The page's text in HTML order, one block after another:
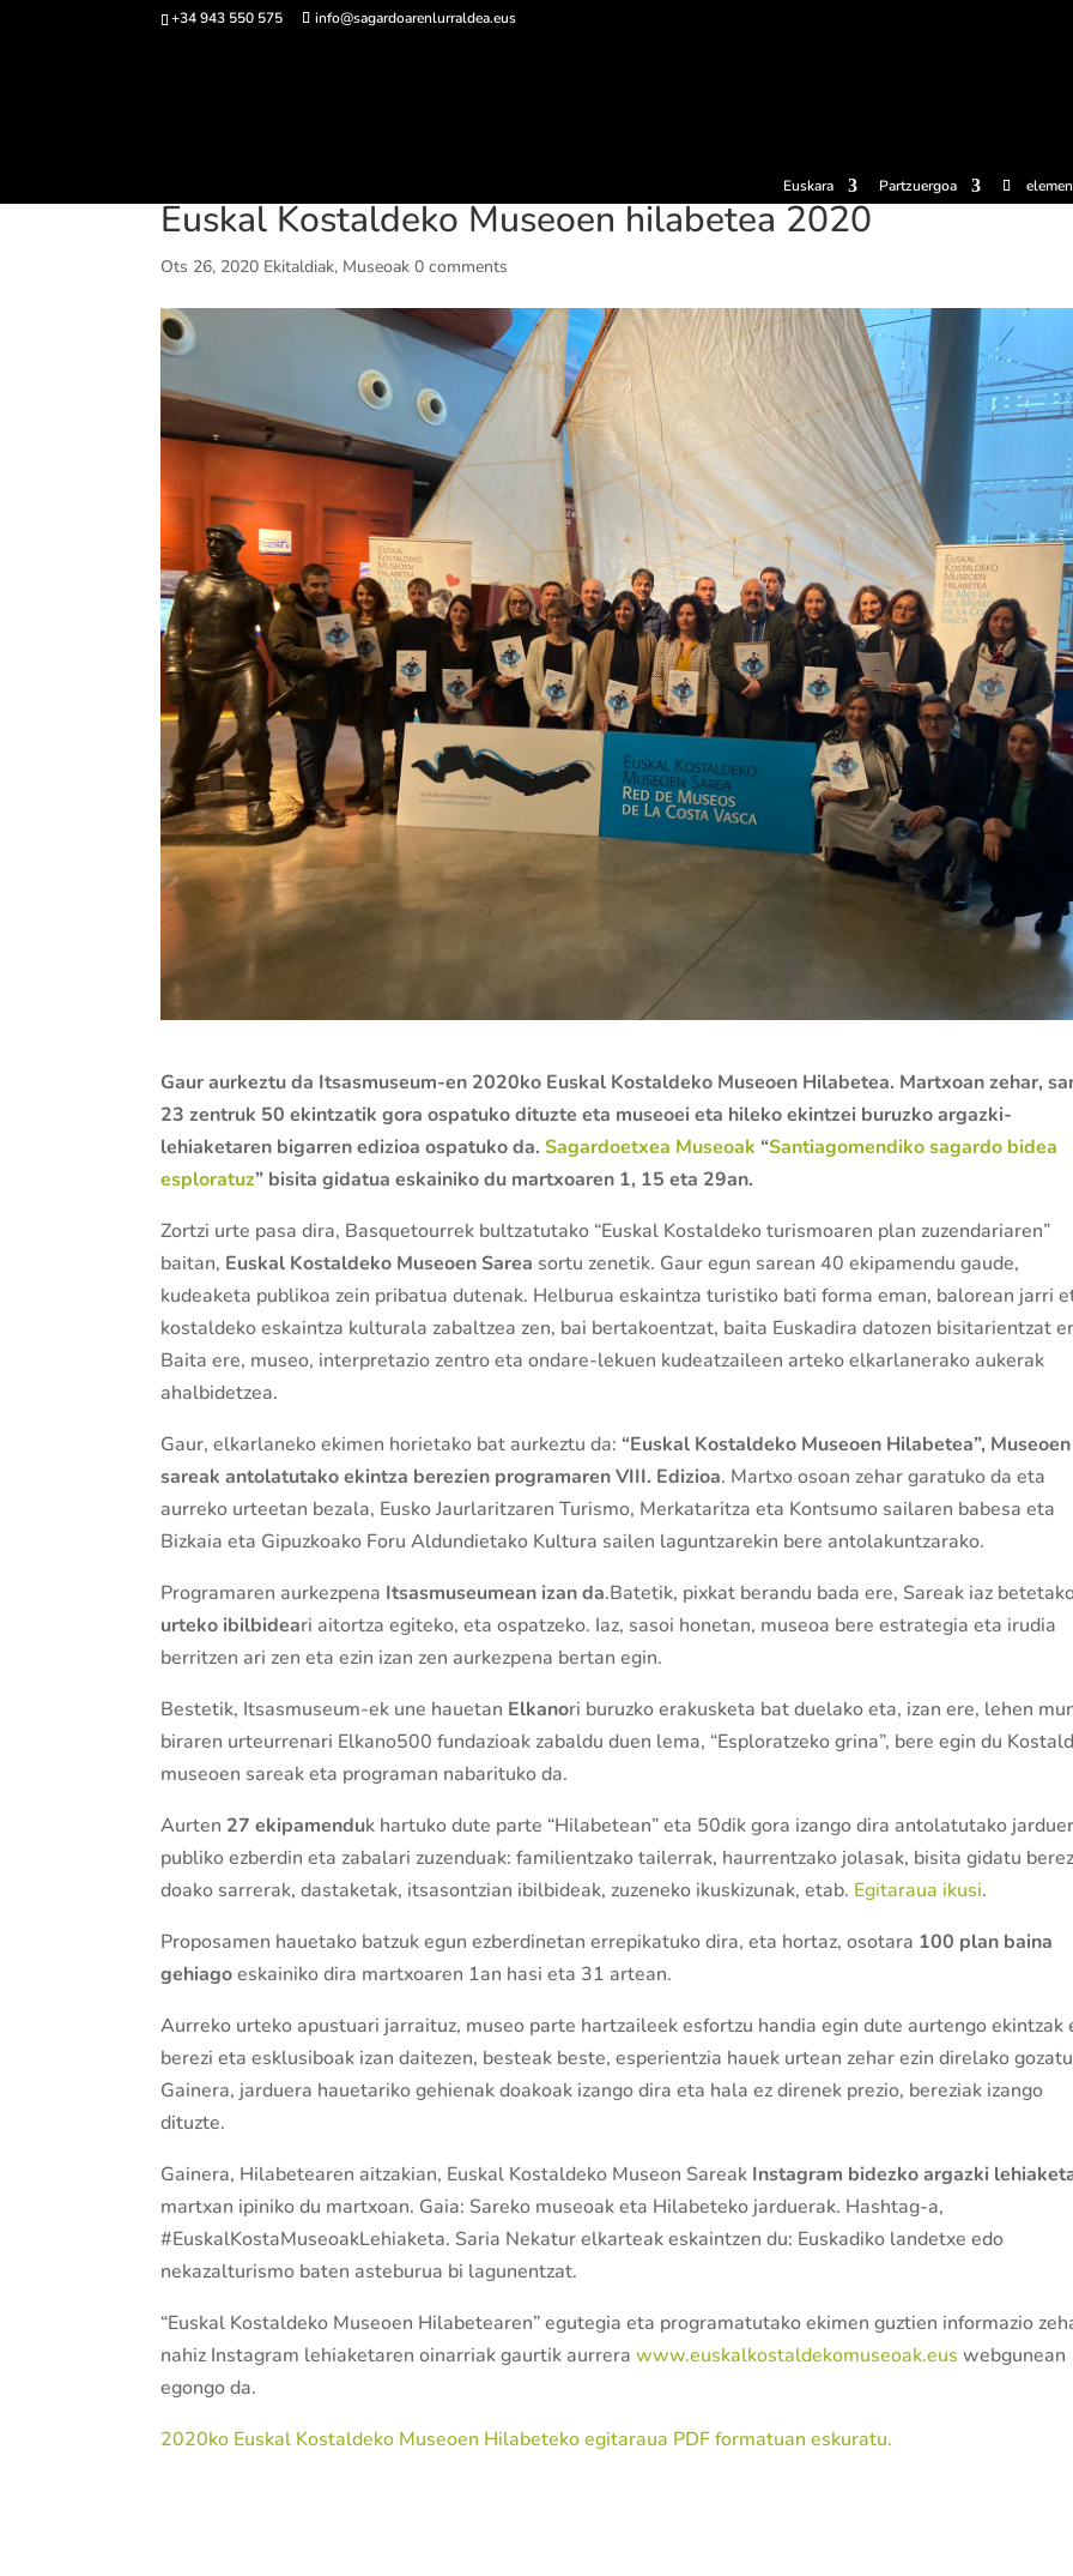
+34 943 550 575 info@sagardoarenlurraldea.eus
Euskara Partzuergoa
Euskal Kostaldeko Museoen hilabetea 2020
Ots 26, 2020 Ekitaldiak, Museoak 0 comments
Gaur aurkeztu da Itsasmuseum-en 2020ko Euskal Kostaldeko Museoen Hilabetea. Martxoan zehar,
23 zentruk 50 ekintzatik gora ospatuko dituzte eta museoei eta hileko ekintzei buruzko argazki-
lehiaketaren bigarren edizioa ospatuko da.Sagardoetxea Museoak “Santiagomendiko sagardo bidea
esploratuz” bisita gidatua eskainiko du martxoaren 1, 15 eta 29an.
Zortzi urte pasa dira, Basquetourrek bultzatutako “Euskal Kostaldeko turismoaren plan zuzendariaren”
baitan, Euskal Kostaldeko Museoen Sarea sortu zenetik. Gaur egun sarean 40 ekipamendu gaude,
kudeaketa publikoa zein pribatua dutenak. Helburua eskaintza turistiko bati forma eman, balorean jarri
kostaldeko eskaintza kulturala zabaltzea zen, bai bertakoentzat, baita Euskadira datozen bisitarientzat
Baita ere, museo, interpretazio zentro eta ondare-lekuen kudeatzaileen arteko elkarlanerako aukerak
ahalbidetzea.
Gaur, elkarlaneko ekimen horietako bat aurkeztu da:“Euskal Kostaldeko Museoen Hilabetea”, Museoen
sareak antolatutako ekintza berezien programaren VIII. Edizioa. Martxo osoan zehar garatuko da eta
aurreko urteetan bezala, Eusko Jaurlaritzaren Turismo, Merkataritza eta Kontsumo sailaren babesa eta
Bizkaia eta Gipuzkoako Foru Aldundietako Kultura sailen laguntzarekin bere antolakuntzarako.
Programaren aurkezpena Itsasmuseumean izan da.Batetik, pixkat berandu bada ere, Sareak iaz
urteko ibilbideari aitortza egiteko, eta ospatzeko. Iaz, sasoi honetan, museoa bere estrategia eta irudia
berritzen ari zen eta ezin izan zen aurkezpena bertan egin.
Bestetik, Itsasmuseum-ek une hauetan Elkanori buruzko erakusketa bat duelako eta, izan ere, lehen
biraren urteurrenari Elkano500 fundazioak zabaldu duen lema, “Esploratzeko grina”, bere egin du
museoen sareak eta programan nabarituko da.
Aurten 27 ekipamenduk hartuko dute parte “Hilabetean” eta 50dik gora izango dira antolatutako
publiko ezberdin eta zabalari zuzenduak: familientzako tailerrak, haurrentzako jolasak, bisita gidatu
doako sarrerak, dastaketak, itsasontzian ibilbideak, zuzeneko ikuskizunak, etab. Egitaraua ikusi.
Proposamen hauetako batzuk egun ezberdinetan errepikatuko dira, eta hortaz, osotara 100 plan baina
gehiagoeskainiko dira martxoaren 1an hasi eta 31 artean.
Aurreko urteko apustuari jarraituz, museo parte hartzaileek esfortzu handia egin dute aurtengo ekintzak
berezi eta esklusiboak izan daitezen, besteak beste, esperientzia hauek urtean zehar ezin direlako
Gainera, jarduera hauetariko gehienak doakoak izango dira eta hala ez direnek prezio, bereziak izango
dituzte.
Gainera, Hilabetearen aitzakian, Euskal Kostaldeko Museon Sareak Instagram bidezko argazki
martxan ipiniko du martxoan. Gaia: Sareko museoak eta Hilabeteko jarduerak. Hashtag-a,
#EuskalKostaMuseoakLehiaketa. Saria Nekatur elkarteak eskaintzen du: Euskadiko landetxe edo
nekazalturismo baten asteburua bi lagunentzat.
“Euskal Kostaldeko Museoen Hilabetearen” egutegia eta programatutako ekimen guztien informazio
nahiz Instagram lehiaketaren oinarriak gaurtik aurrerawww.euskalkostaldekomuseoak.eus webgunean
egongo da.
2020ko Euskal Kostaldeko Museoen Hilabeteko egitaraua PDF formatuan eskuratu.